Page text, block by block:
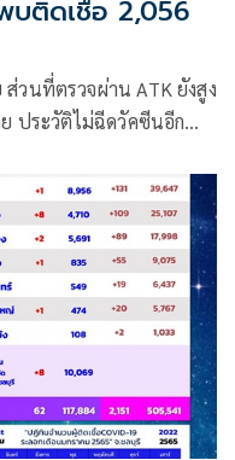
บติดเชื้อ 2,056
วนที่ตรวจผ่าน ATK ยังสูง
ประวัติไม่ฉีดวัคซีนอีก